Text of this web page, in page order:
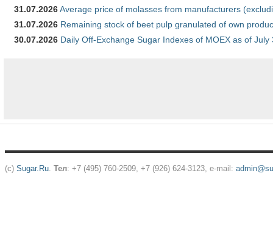
31.07.2026Average price of molasses from manufacturers
31.07.2026 Remaining stock of beet pulp granulated of own
30.07.2026 Daily Off-Exchange Sugar Indexes of MOEX as of July
(c) Sugar.Ru. Тел: +7 (495) 760-2509, +7 (926) 624-3123, e-mail: